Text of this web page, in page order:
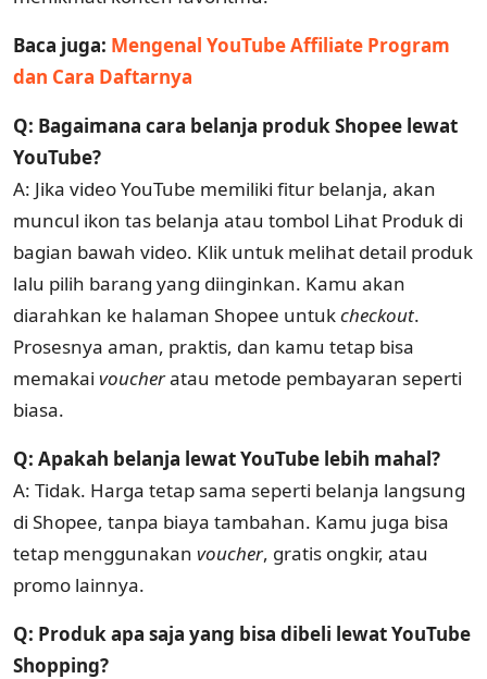
Baca juga: Mengenal YouTube Affiliate Program
dan Cara Daftarnya
Q: Bagaimana cara belanja produk Shopee lewat
YouTube?
A: Jika video YouTube memiliki fitur belanja, akan
muncul ikon tas belanja atau tombol Lihat Produk di
bagian bawah video. Klik untuk melihat detail produk
lalu pilih barang yang diinginkan. Kamu akan
diarahkan ke halaman Shopee untukcheckout.
Prosesnya aman, praktis, dan kamu tetap bisa
memakai voucheratau metode pembayaran seperti
biasa.
Q: Apakah belanja lewat YouTube lebih mahal?
A: Tidak. Harga tetap sama seperti belanja langsung
di Shopee, tanpa biaya tambahan. Kamu juga bisa
tetap menggunakan voucher, gratis ongkir, atau
promo lainnya.
Q: Produk apa saja yang bisa dibeli lewat YouTube
Shopping?